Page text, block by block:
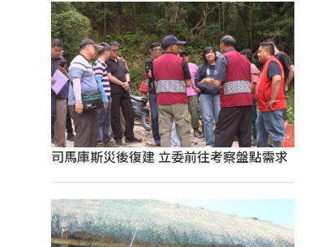
司馬庫斯災後復建 立委前往考察盤點需求